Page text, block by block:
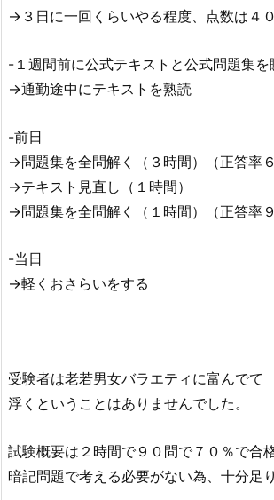
→３日に一回くらいやる程度、点数は４０
-１週間前に公式テキストと公式問題集を
→通勤途中にテキストを熟読
-前日
→問題集を全問解く（３時間）（正答率６
→テキスト見直し（１時間）
→問題集を全問解く（１時間）（正答率９
-当日
→軽くおさらいをする
受験者は老若男女バラエティに富んでて
浮くということはありませんでした。
試験概要は２時間で９０問で７０％で合格
暗記問題で考える必要がない為、十分足り